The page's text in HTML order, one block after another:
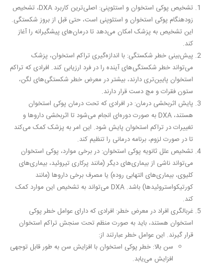
تشخیص پوکی استخوان و استئوپنی:
اصلی‌ترین کاربرد DXA، تشخیص
زودهنگام پوکی استخوان و استئوپنی است، حتی قبل از بروز شکستگی.
این تشخیص به پزشک امکان می‌دهد تا درمان‌های پیشگیرانه را آغاز
کند.
پیش‌بینی خطر شکستگی: با اندازه‌گیری تراکم استخوان، پزشک
می‌تواند خطر شکستگی‌های آینده را در فرد ارزیابی کند. افرادی که تراکم
استخوان پایین‌تری دارند، بیشتر در معرض خطر شکستگی‌های لگن،
ستون فقرات و مچ دست قرار دارند.
پایش اثربخشی درمان: در افرادی که تحت درمان پوکی استخوان
هستند، DXA به صورت دوره‌ای انجام می‌شود تا اثربخشی داروها و
تغییرات در تراکم استخوان پایش شود. این امر به پزشک کمک می‌کند
تا در صورت لزوم، برنامه درمانی را تنظیم کند.
تشخیص علل ثانویه پوکی استخوان: در برخی موارد، پوکی استخوان
می‌تواند ناشی از بیماری‌های دیگر (مانند پرکاری تیروئید، بیماری‌های
کلیوی، بیماری‌های التهابی روده) یا مصرف برخی داروها (مانند
کورتیکواستروئیدها) باشد. DXA می‌تواند به تشخیص این موارد کمک
کند.
غربالگری افراد در معرض خطر: افرادی که دارای عوامل خطر پوکی
استخوان هستند، باید به صورت منظم تحت سنجش تراکم استخوان
قرار گیرند. این عوامل خطر عبارتند از:
سن بالا: خطر پوکی استخوان با افزایش سن به طور قابل توجهی
افزایش می‌یابد.